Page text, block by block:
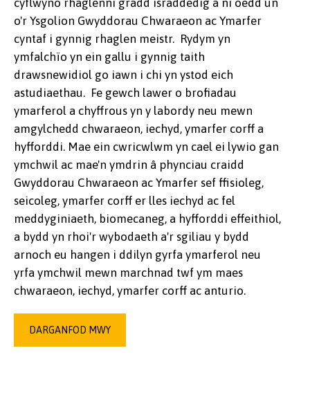
cyflwyno rhaglenni gradd israddedig a ni oedd un
o'r Ysgolion Gwyddorau Chwaraeon ac Ymarfer
cyntaf i gynnig rhaglen meistr. Rydym yn
ymfalchïo yn ein gallu i gynnig taith
drawsnewidiol go iawn i chi yn ystod eich
astudiaethau. Fe gewch lawer o brofiadau
ymarferol a chyffrous yn y labordy neu mewn
amgylchedd chwaraeon, iechyd, ymarfer corff a
hyfforddi. Mae ein cwricwlwm yn cael ei lywio gan
ymchwil ac mae'n ymdrin â phynciau craidd
Gwyddorau Chwaraeon ac Ymarfer sef ffisioleg,
seicoleg, ymarfer corff er lles iechyd ac fel
meddyginiaeth, biomecaneg, a hyfforddi effeithiol,
a bydd yn rhoi'r wybodaeth a'r sgiliau y bydd
arnoch eu hangen i ddilyn gyrfa ymarferol neu
yrfa ymchwil mewn marchnad twf ym maes
chwaraeon, iechyd, ymarfer corff ac anturio.
DARGANFOD MWY